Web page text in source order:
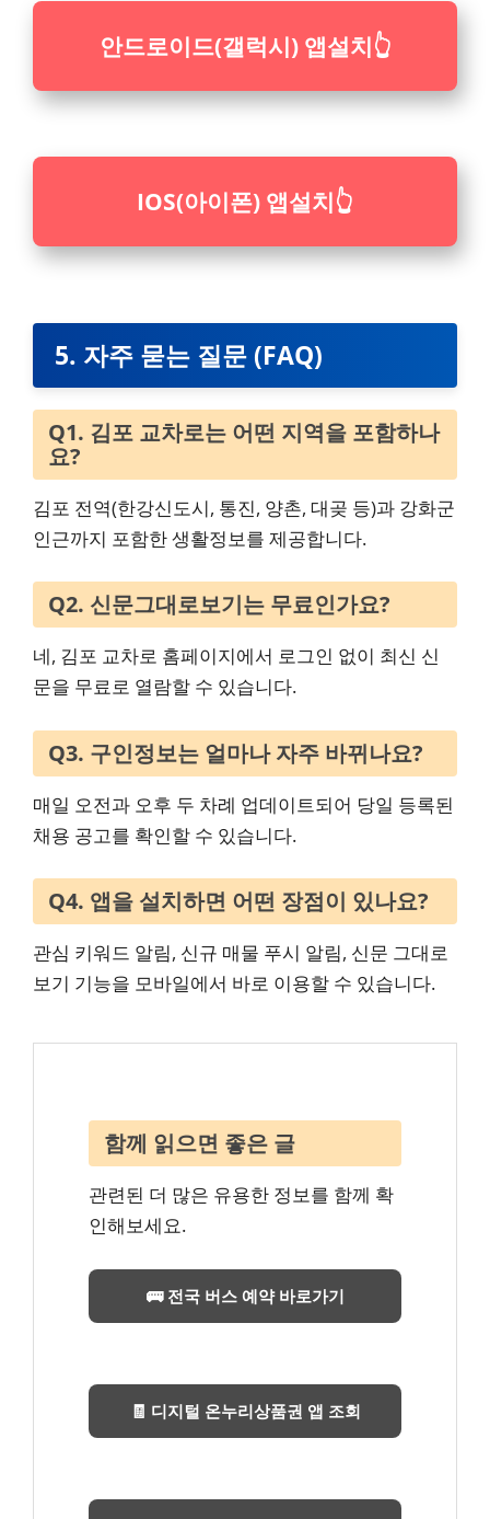
안드로이드(갤럭시) 앱설치👆
IOS(아이폰) 앱설치👆
5. 자주 묻는 질문 (FAQ)
Q1. 김포 교차로는 어떤 지역을 포함하나
요?
김포 전역(한강신도시, 통진, 양촌, 대곶 등)과 강화군
인근까지 포함한 생활정보를 제공합니다.
Q2. 신문그대로보기는 무료인가요?
네, 김포 교차로 홈페이지에서 로그인 없이 최신 신
문을 무료로 열람할 수 있습니다.
Q3. 구인정보는 얼마나 자주 바뀌나요?
매일 오전과 오후 두 차례 업데이트되어 당일 등록된
채용 공고를 확인할 수 있습니다.
Q4. 앱을 설치하면 어떤 장점이 있나요?
관심 키워드 알림, 신규 매물 푸시 알림, 신문 그대로
보기 기능을 모바일에서 바로 이용할 수 있습니다.
함께 읽으면 좋은 글
관련된 더 많은 유용한 정보를 함께 확
인해보세요.
🚌 전국 버스 예약 바로가기
🧾 디지털 온누리상품권 앱 조회